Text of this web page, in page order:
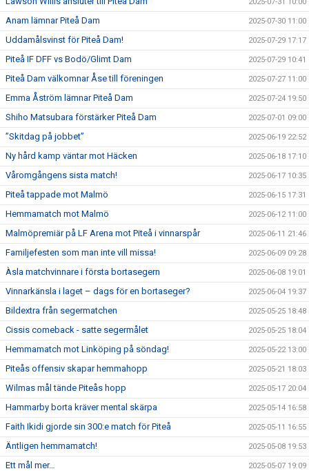
Anam lämnar Piteå Dam 2025-07-30 11:00
Uddamålsvinst för Piteå Dam! 2025-07-29 17:17
Piteå IF DFF vs Bodö/Glimt Dam 2025-07-29 10:41
Piteå Dam välkomnar Åse till föreningen 2025-07-27 11:00
Emma Åström lämnar Piteå Dam 2025-07-24 19:50
Shiho Matsubara förstärker Piteå Dam 2025-07-01 09:00
”Skitdag på jobbet” 2025-06-19 22:52
Ny hård kamp väntar mot Häcken 2025-06-18 17:10
Våromgångens sista match! 2025-06-17 10:35
Piteå tappade mot Malmö 2025-06-15 17:31
Hemmamatch mot Malmö 2025-06-12 11:00
Malmöpremiär på LF Arena mot Piteå i vinnarspår 2025-06-11 21:46
Familjefesten som man inte vill missa! 2025-06-09 09:28
Àsla matchvinnare i första bortasegern 2025-06-08 19:01
Vinnarkänsla i laget – dags för en bortaseger? 2025-06-04 19:37
Bildextra från segermatchen 2025-05-25 18:48
Cissis comeback - satte segermålet 2025-05-25 18:04
Hemmamatch mot Linköping på söndag! 2025-05-22 13:00
Piteås offensiv skapar hemmahopp 2025-05-21 18:03
Wilmas mål tände Piteås hopp 2025-05-17 20:04
Hammarby borta kräver mental skärpa 2025-05-14 16:58
Faith Ikidi gjorde sin 300:e match för Piteå 2025-05-11 16:55
Äntligen hemmamatch! 2025-05-08 19:53
Ett mål mer… 2025-05-07 19:09